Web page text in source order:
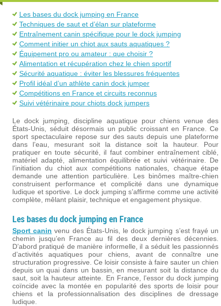
Les bases du dock jumping en France
Techniques de saut et d’élan sur plateforme
Entraînement canin spécifique pour le dock jumping
Comment initier un chiot aux sauts aquatiques ?
Équipement pro ou amateur : que choisir ?
Alimentation et récupération chez le chien sportif
Sécurité aquatique : éviter les blessures fréquentes
Profil idéal d’un athlète canin dock jumper
Compétitions en France et circuits reconnus
Suivi vétérinaire pour chiots dock jumpers
Le dock jumping, discipline aquatique pour chiens venue des
États-Unis, séduit désormais un public croissant en France. Ce
sport spectaculaire repose sur des sauts depuis une plateforme
dans l’eau, mesurant soit la distance soit la hauteur. Pour
pratiquer en toute sécurité, il faut combiner entraînement ciblé,
matériel adapté, alimentation équilibrée et suivi vétérinaire. De
l’initiation du chiot aux compétitions nationales, chaque étape
demande une attention particulière. Les binômes maître-chien
construisent performance et complicité dans une dynamique
ludique et sportive. Le dock jumping s’affirme comme une activité
complète, mêlant plaisir, technique et engagement physique.
Les bases du dock jumping en France
Sport canin venu des États-Unis, le dock jumping s’est frayé un
chemin jusqu’en France au fil des deux dernières décennies.
D’abord pratiqué de manière informelle, il a séduit les passionnés
d’activités aquatiques pour chiens, avant de connaître une
structuration progressive. Ce loisir consiste à faire sauter un chien
depuis un quai dans un bassin, en mesurant soit la distance du
saut, soit la hauteur atteinte. En France, l’essor du dock jumping
coïncide avec la montée en popularité des sports de loisir pour
chiens et la professionnalisation des disciplines de dressage
ludique.